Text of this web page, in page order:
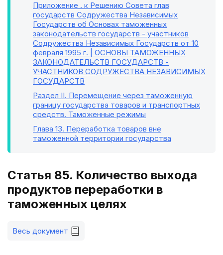
Приложение . к Решению Совета глав
государств Содружества Независимых
Государств об Основах таможенных
законодательств государств - участников
Содружества Независимых Государств от 10
февраля 1995 г. | ОСНОВЫ ТАМОЖЕННЫХ
ЗАКОНОДАТЕЛЬСТВ ГОСУДАРСТВ -
УЧАСТНИКОВ СОДРУЖЕСТВА НЕЗАВИСИМЫХ
ГОСУДАРСТВ
Раздел II. Перемещение через таможенную
границу государства товаров и транспортных
средств. Таможенные режимы
Глава 13. Переработка товаров вне
таможенной территории государства
Статья 85. Количество выхода
продуктов переработки в
таможенных целях
Весь документ